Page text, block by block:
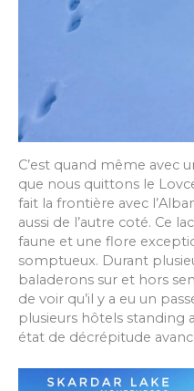
C’est quand même avec
que nous quittons le
fait la frontière avec
aussi de l’autre coté. Ce
faune et une flore
somptueux. Durant
baladerons sur et hors
de voir qu’il y a eu un
plusieurs hôtels standing
état de décrépitude